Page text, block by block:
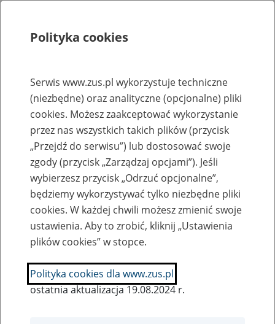
Rejestry, ewidencje i archiwa
Baza zlikwidowanych lub
przekształconych zakładów pracy
Nazwa zakładu pracy:
SZUKAJ
Polityka cookies
Serwis www.zus.pl wykorzystuje techniczne
(niezbędne) oraz analityczne (opcjonalne) pliki
cookies. Możesz zaakceptować wykorzystanie
przez nas wszystkich takich plików (przycisk
„Przejdź do serwisu”) lub dostosować swoje
zgody (przycisk „Zarządzaj opcjami”). Jeśli
wybierzesz przycisk „Odrzuć opcjonalne”,
będziemy wykorzystywać tylko niezbędne pliki
cookies. W każdej chwili możesz zmienić swoje
ustawienia. Aby to zrobić, kliknij „Ustawienia
plików cookies” w stopce.
Polityka cookies dla www.zus.pl
ostatnia aktualizacja 19.08.2024 r.